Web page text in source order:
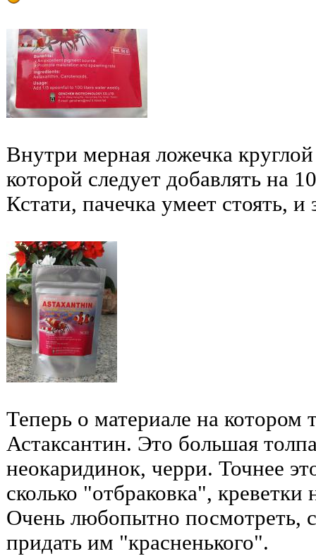
Внутри мерная ложечка
которой следует добавлять на
Кстати, пачечка умеет стоять, и
Теперь о материале на котором
Астаксантин. Это большая
неокаридинок, черри. Точнее
сколько "отбраковка",
Очень любопытно посмотреть,
придать им "красненького".